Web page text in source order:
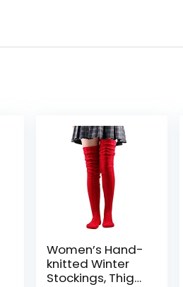
Women’s Hand-
knitted Winter
Stockings, Thigh